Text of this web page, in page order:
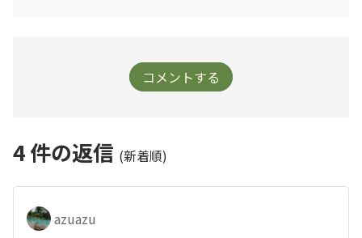
コメントする
4件の返信 (新着順)
azuazu